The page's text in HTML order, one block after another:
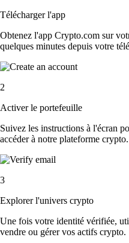
Télécharger l'app
Obtenez l'app Crypto.com sur
quelques minutes depuis votre
2
Activer le portefeuille
Suivez les instructions à l'écran
accéder à notre plateforme crypto.
3
Explorer l'univers crypto
Une fois votre identité vérifiée,
vendre ou gérer vos actifs crypto.